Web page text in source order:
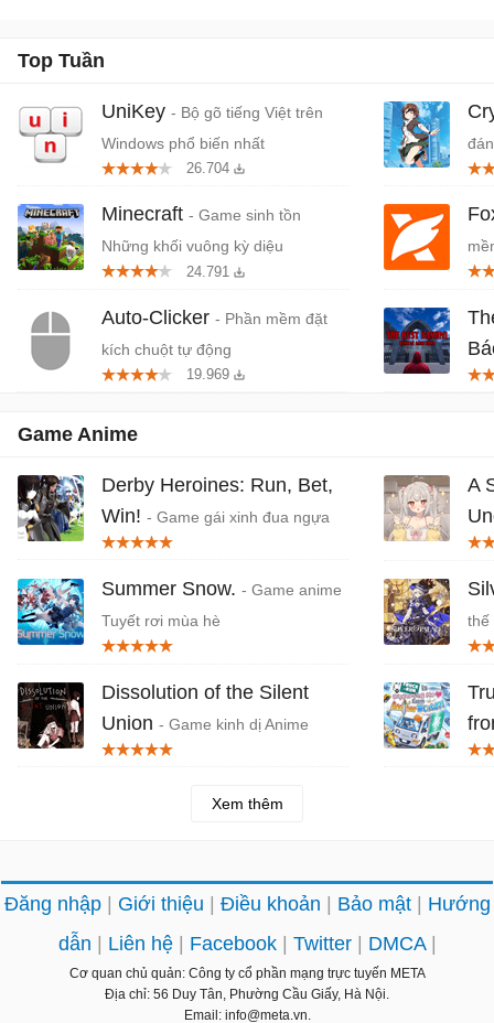
Top Tuần
UniKey - Bộ gõ tiếng Việt trên
Windows phổ biến nhất
26.704
Minecraft - Game sinh tồn
Những khối vuông kỳ diệu
24.791
Auto-Clicker - Phần mềm đặt
kích chuột tự động
19.969
Game Anime
Derby Heroines: Run, Bet,
Win! - Game gái xinh đua ngựa
giống Uma Musume
Summer Snow. - Game anime
Tuyết rơi mùa hè
Dissolution of the Silent
Union - Game kinh dị Anime
Trường học bỏ hoang
A
thế
lái
Xem thêm
Đăng nhập Giới thiệu Điều khoản Bảo mật
Hướng
dẫn
Liên hệ Facebook Twitter DMCA
Cơ quan chủ quản: Công ty cổ phần mạng trực tuyến META
Địa chỉ: 56 Duy Tân, Phường Cầu Giấy, Hà Nội.
Email: info@meta.vn.